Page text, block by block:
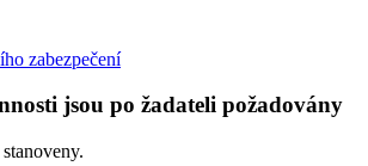
zabezpečení
jsou po žadateli požadovány